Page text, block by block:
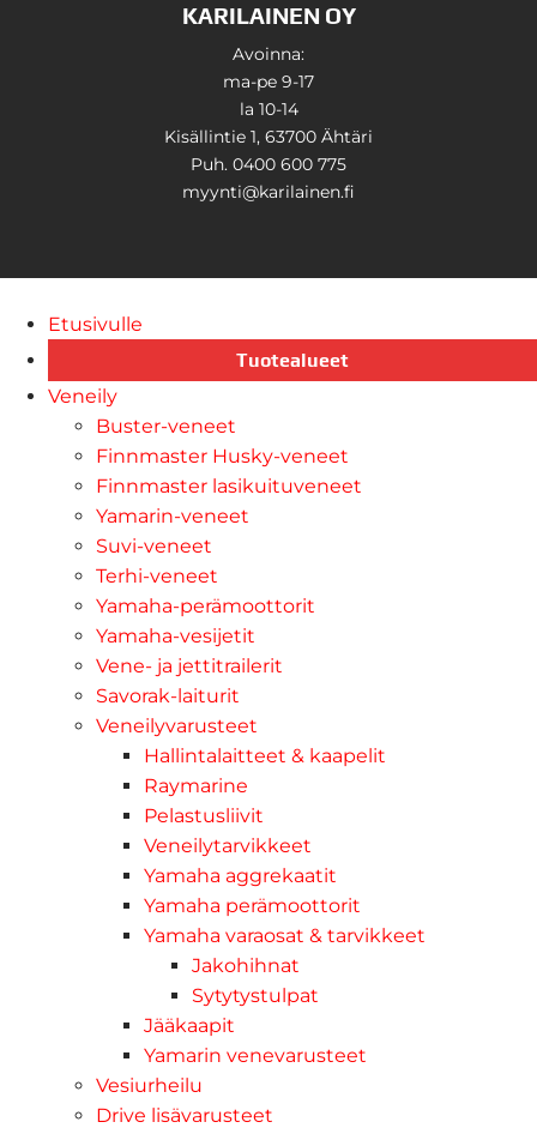
KARILAINEN OY
Avoinna:
ma-pe 9-17
la 10-14
Kisällintie 1, 63700 Ähtäri
Puh. 0400 600 775
myynti@karilainen.fi
Etusivulle
Tuotealueet
Veneily
Buster-veneet
Finnmaster Husky-veneet
Finnmaster lasikuituveneet
Yamarin-veneet
Suvi-veneet
Terhi-veneet
Yamaha-perämoottorit
Yamaha-vesijetit
Vene- ja jettitrailerit
Savorak-laiturit
Veneilyvarusteet
Hallintalaitteet & kaapelit
Raymarine
Pelastusliivit
Veneilytarvikkeet
Yamaha aggrekaatit
Yamaha perämoottorit
Yamaha varaosat & tarvikkeet
Jakohihnat
Sytytystulpat
Jääkaapit
Yamarin venevarusteet
Vesiurheilu
Drive lisävarusteet